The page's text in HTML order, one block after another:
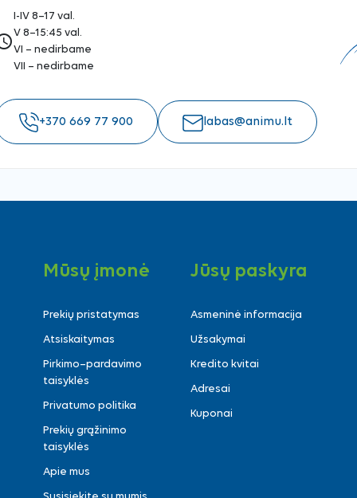
I-IV 8–17 val.
V 8–15:45 val.
VI – nedirbame
VII – nedirbame
+370 669 77 900 labas@animu.lt
Mūsų įmonė
Prekių pristatymas
Atsiskaitymas
Pirkimo–pardavimo
taisyklės
Privatumo politika
Prekių grąžinimo
taisyklės
Apie mus
Jūsų paskyra
Asmeninė informacija
Užsakymai
Kredito kvitai
Adresai
Kuponai